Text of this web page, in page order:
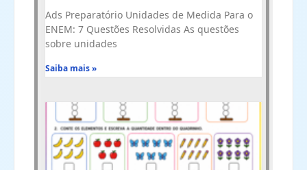
Ads Preparatório Unidades de Medida Para o
ENEM: 7 Questões Resolvidas As questões
sobre unidades
Saiba mais »